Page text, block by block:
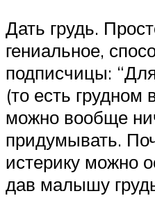
Дать грудь.
гениальное,
подписчицы:
(то есть грудном
можно вообще
придумывать.
истерику можно
дав малышу